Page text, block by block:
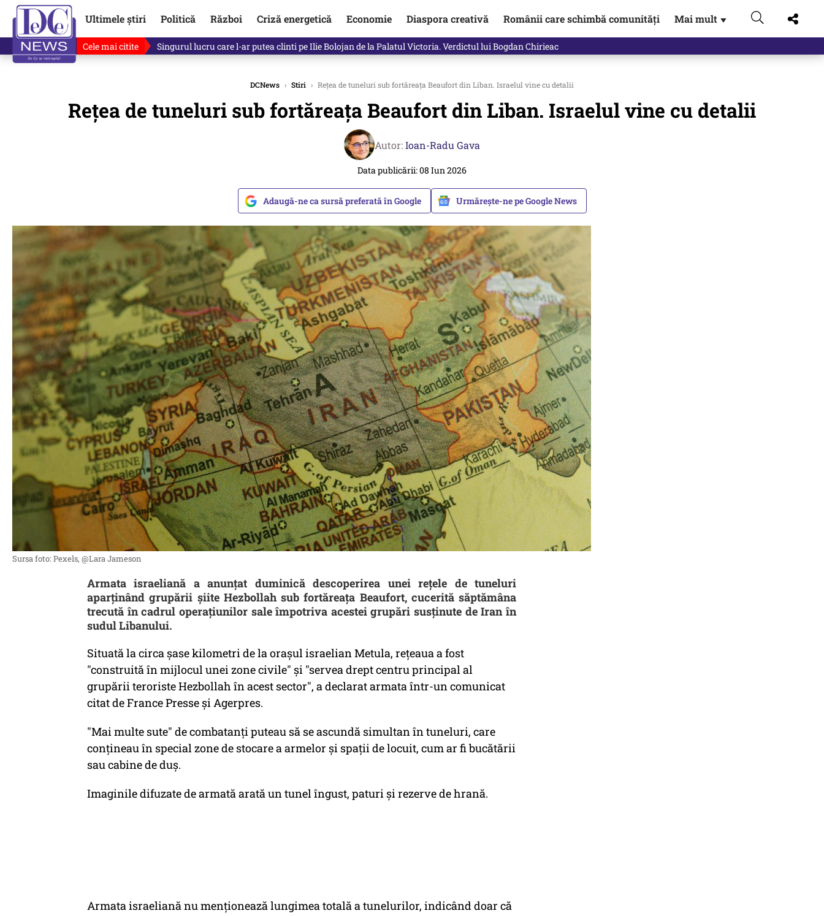
Ultimele știri Politică Război Criză energetică Economie Diaspora creativă Românii care schimbă comunități Mai mult ▼
Cele mai citite Ce se întâmplă cu primul buletin electronic, decizia luată astăzi de Guvern pentru toți românii
DCNews › Stiri › Reţea de tuneluri sub fortăreaţa Beaufort din Liban. Israelul vine cu detalii
Reţea de tuneluri sub fortăreaţa Beaufort din Liban. Israelul vine cu detalii
Autor:Ioan-Radu Gava
Data publicării: 08 Iun 2026
Adaugă-ne ca sursă preferată în Google Urmărește-ne pe Google News
Sursa foto: Pexels, @Lara Jameson
Armata israeliană a anunţat duminică descoperirea unei reţele de tuneluri
aparţinând grupării şiite Hezbollah sub fortăreaţa Beaufort, cucerită săptămâna
trecută în cadrul operaţiunilor sale împotriva acestei grupări susţinute de Iran în
sudul Libanului.
Situată la circa şase kilometri de la oraşul israelian Metula, reţeaua a fost
"construită în mijlocul unei zone civile" şi "servea drept centru principal al
grupării teroriste Hezbollah în acest sector", a declarat armata într-un comunicat
citat de France Presse și Agerpres.
"Mai multe sute" de combatanţi puteau să se ascundă simultan în tuneluri, care
conţineau în special zone de stocare a armelor şi spaţii de locuit, cum ar fi bucătării
sau cabine de duş.
Imaginile difuzate de armată arată un tunel îngust, paturi şi rezerve de hrană.
Armata israeliană nu menţionează lungimea totală a tunelurilor, indicând doar că